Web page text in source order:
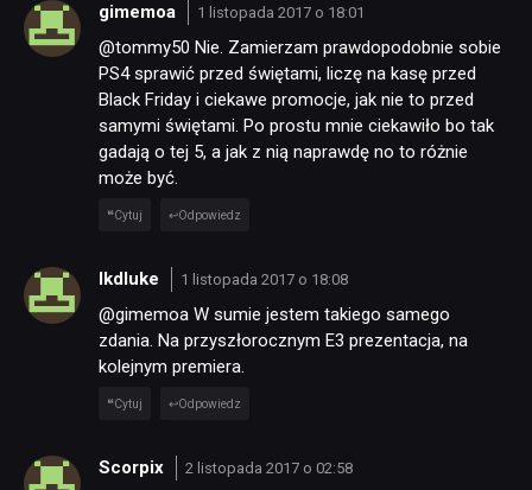
gimemoa 1 listopada 2017 o 18:01
@tommy50 Nie. Zamierzam prawdopodobnie sobie
PS4 sprawić przed świętami, liczę na kasę przed
Black Friday i ciekawe promocje, jak nie to przed
samymi świętami. Po prostu mnie ciekawiło bo tak
gadają o tej 5, a jak z nią naprawdę no to różnie
może być.
Cytuj Odpowiedz
lkdluke 1 listopada 2017 o 18:08
@gimemoa W sumie jestem takiego samego
zdania. Na przyszłorocznym E3 prezentacja, na
kolejnym premiera.
Cytuj Odpowiedz
Scorpix 2 listopada 2017 o 02:58